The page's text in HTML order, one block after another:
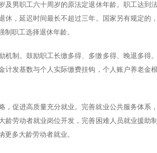
及男职工六十周岁的原法定退休年龄。职工达到
休，延迟时间最长不超过三年。国家另有规定的
职工选择退休年龄。
制。鼓励职工长缴多得、多缴多得、晚退多得
计发基数与个人实际缴费挂钩，个人账户养老金
促进高质量充分就业。完善就业公共服务体系
龄劳动者就业岗位开发，完善困难人员就业援助
多大龄劳动者就业。